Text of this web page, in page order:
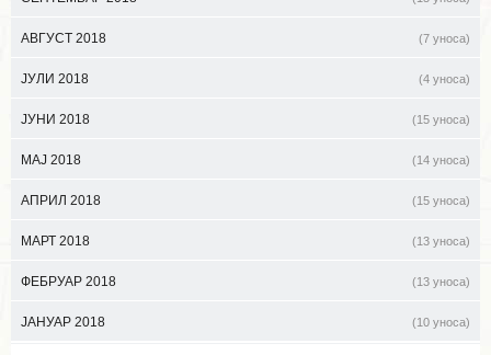
АВГУСТ 2018 (7 уноса)
ЈУЛИ 2018 (4 уноса)
ЈУНИ 2018 (15 уноса)
МАЈ 2018 (14 уноса)
АПРИЛ 2018 (15 уноса)
МАРТ 2018 (13 уноса)
ФЕБРУАР 2018 (13 уноса)
ЈАНУАР 2018 (10 уноса)